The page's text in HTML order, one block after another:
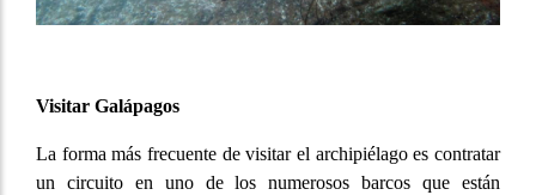
Visitar Galápagos
La forma más frecuente de visitar el archipiélago es contratar
un circuito en uno de los numerosos barcos que están